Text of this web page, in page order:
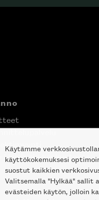
Helsingin keskustassa
Käytämme
käyttökokemuksesi
suostut kaikkien
Valitsemalla "Hylkää" sallit
evästeiden käytön, jolloin